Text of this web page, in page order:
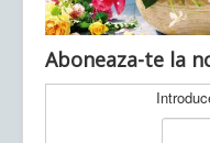
Aboneaza-te la